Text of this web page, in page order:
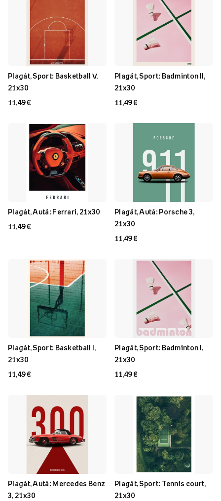
Plagát, Sport: Basketball V,
21x30
11,49 €
Plagát, Sport: Badminton II,
21x30
11,49 €
Plagát, Autá: Ferrari, 21x30
11,49 €
Plagát, Autá: Porsche 3,
21x30
11,49 €
Plagát, Sport: Basketball I,
21x30
11,49 €
Plagát, Sport: Badminton I,
21x30
11,49 €
Plagát, Autá: Mercedes Benz
3, 21x30
Plagát, Sport: Tennis court,
21x30